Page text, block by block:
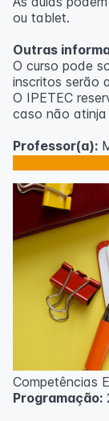
ou tablet.
Outras
O curso pode
inscritos serão
O IPETEC
caso não atinja
Professor(a):
Competências
Programação: